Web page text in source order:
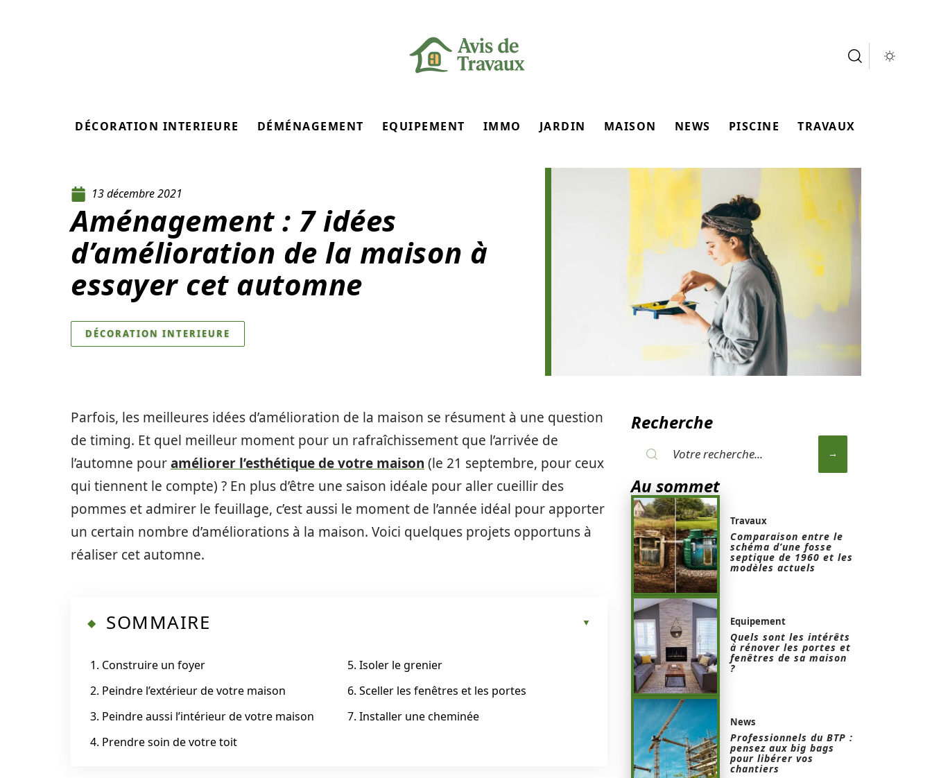
DÉCORATION INTERIEURE DÉMÉNAGEMENT EQUIPEMENT IMMO JARDIN MAISON NEWS PISCINE TRAVAUX
13 décembre 2021
Aménagement : 7 idées
d’amélioration de la maison à
essayer cet automne
DÉCORATION INTERIEURE
Parfois, les meilleures idées d’amélioration de la maison se résument à une question
de timing. Et quel meilleur moment pour un rafraîchissement que l’arrivée de
l’automne pouraméliorer l’esthétique de votre maison (le 21 septembre, pour ceux
qui tiennent le compte) ? En plus d’être une saison idéale pour aller cueillir des
pommes et admirer le feuillage, c’est aussi le moment de l’année idéal pour apporter
un certain nombre d’améliorations à la maison. Voici quelques projets opportuns à
réaliser cet automne.
SOMMAIRE
1. Construire un foyer
2. Peindre l’extérieur de votre maison
3. Peindre aussi l’intérieur de votre maison
4. Prendre soin de votre toit
5. Isoler le grenier
6. Sceller les fenêtres et les portes
7. Installer une cheminée
Recherche
Au sommet
Travaux
Comparaison entre le
schéma d’une fosse
septique de 1960 et les
modèles actuels
Equipement
Quels sont les intérêts
à rénover les portes et
fenêtres de sa maison
?
News
Professionnels du BTP :
pensez aux big bags
pour libérer vos
chantiers